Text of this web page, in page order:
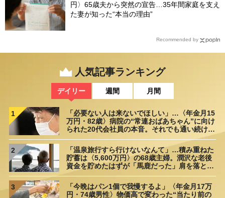
円〉65歳夫から突然の宣告…35年間家庭を支え
た妻が知った“本当の理由”
Recommended by
人気記事ランキング
デイリー 週間 月間
1
「必要ない人は来ないでほしい」…〈年金月15
万円・82歳〉病院の“常連おばあちゃん”に向け
られた20代会社員の本音。それでも通い続ける
2
「温泉旅行すら行けないなんて」…積み重ねた
貯蓄は〈5,600万円〉の68歳主婦。潤沢な老後
資金を貯めたはずが「馬鹿だった」肩を落とす
3
「今晩はパン1個で我慢するよ」〈年金月17万
円・74歳男性〉物価高で変わった“当たり前の